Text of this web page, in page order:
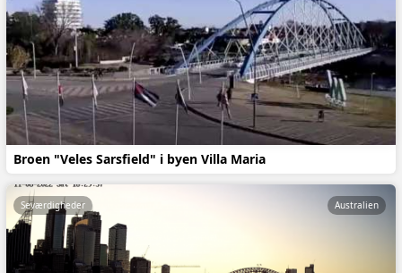
Broen "Veles Sarsfield" i byen Villa Maria
Seværdigheder Australien